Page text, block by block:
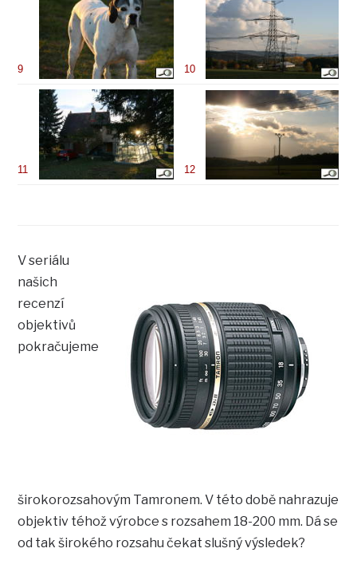
9 10
11 12
V seriálu
našich
recenzí
objektivů
pokračujeme
širokorozsahovým Tamronem. V této době nahrazuje
objektiv téhož výrobce s rozsahem 18-200 mm. Dá se
od tak širokého rozsahu čekat slušný výsledek?